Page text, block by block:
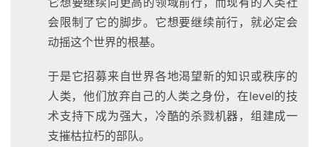
会限制了它的脚步。它想要继续前行，就必定会
动摇这个世界的根基。
于是它招募来自世界各地渴望新的知识或秩序的
人类，他们放弃自己的人类之身份，在level的技
术支持下成为强大，冷酷的杀戮机器，组建成一
支摧枯拉朽的部队。